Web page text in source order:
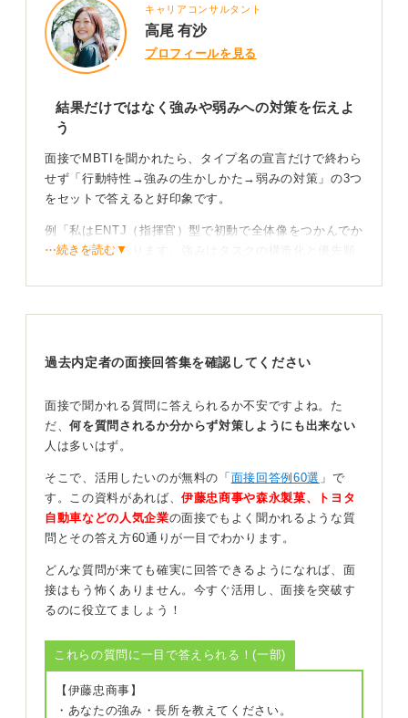
キャリアコンサルタント
高尾 有沙
プロフィールを見る
結果だけではなく強みや弱みへの対策を伝えよ
う
面接でMBTIを聞かれたら、タイプ名の宣言だけで終わら
せず「行動特性→強みの生かしかた→弱みの対策」の3つ
をセットで答えると好印象です。
例「私はENTJ（指揮官）型で初動で全体像をつかんでか
ら動く傾向があります。強みはタスクの構造化と優先順
璧主義に寄りがちなので、初稿を早めに共有しFBをもら
改善の方法に落とし込みましょう。
「指標は参考程度で、状況に応じて行動を切り替えてい
ます」と添えると柔軟性が伝わります。
企業の意図を見極めよう！ 選考に使っていそうなら
要注意
なおMBTIを重視する会社が即NGとは限りません。会話
ただし企業が選考に利用する意図がある場合、本来の
MBTIの診断とは異なる使用方法になってしまっていま
MBTIはあくまで性格の傾向を知るためのものであり、職
業適性を測るものではなく偏見や差別につながるリスク
があるためです。
⋯続きを読む▼
過去内定者の面接回答集を確認してください
面接で聞かれる質問に答えられるか不安ですよね。た
だ、何を質問されるか分からず対策しようにも出来ない
人は多いはず。
そこで、活用したいのが無料の「 面接回答例60選 」で
す。この資料があれば、伊藤忠商事や森永製菓、トヨタ
自動車などの人気企業の面接でもよく聞かれるような質
問とその答え方60通りが一目でわかります。
どんな質問が来ても確実に回答できるようになれば、面
接はもう怖くありません。今すぐ活用し、面接を突破す
るのに役立てましょう！
これらの質問に一目で答えられる！(一部)
【伊藤忠商事】
・あなたの強み・長所を教えてください。